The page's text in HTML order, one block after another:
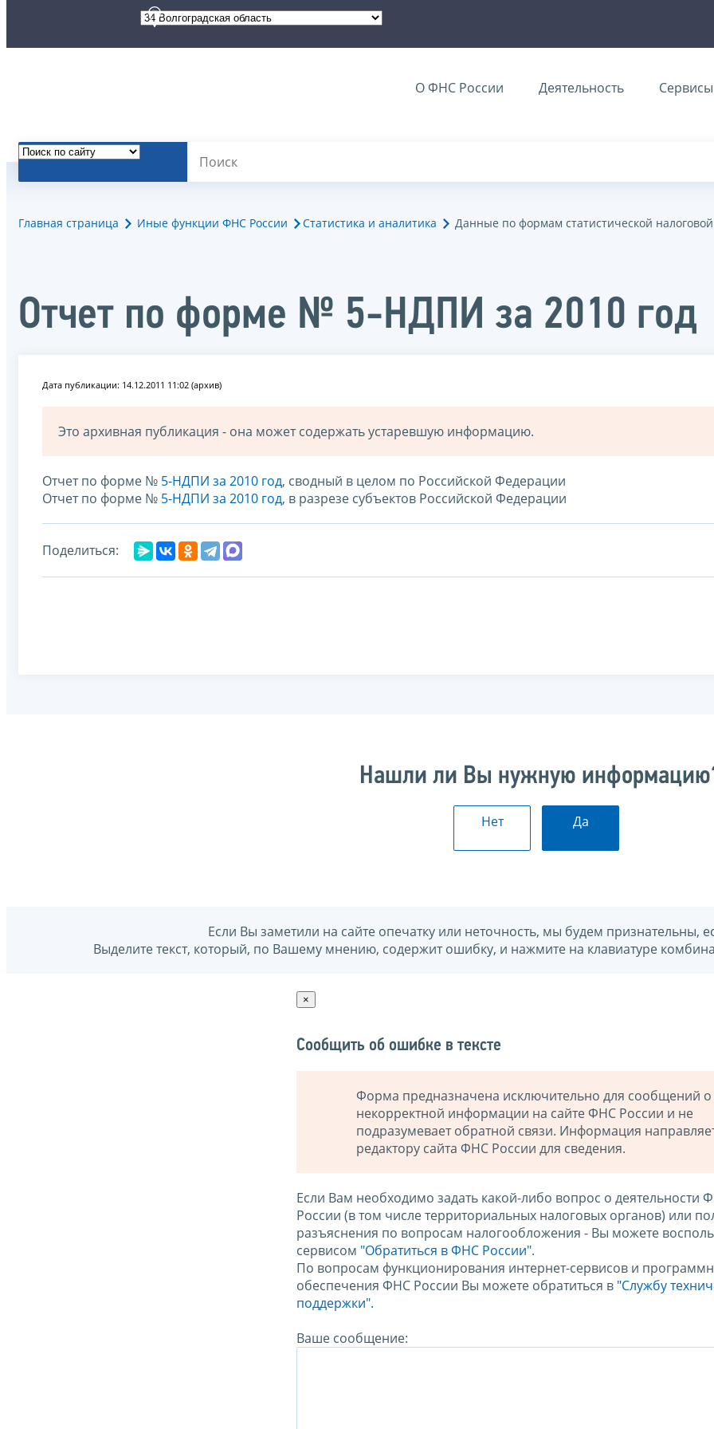
О ФНС России Деятельность Сервисы
Главная страница Иные функции ФНС России Статистика и аналитика Данные по формам статистической
Отчет по форме № 5-НДПИ за 2010 год
Дата публикации: 14.12.2011 11:02 (архив)
Это архивная публикация - она может содержать устаревшую информацию.
Отчет по форме № 5-НДПИ за 2010 год, сводный в целом по Российской Федерации
Отчет по форме № 5-НДПИ за 2010 год, в разрезе субъектов Российской Федерации
Поделиться:
Нашли ли Вы нужную
Нет Да
Если Вы заметили на сайте опечатку или неточность, мы будем признательны,
Выделите текст, который, по Вашему мнению, содержит ошибку, и нажмите на клавиатуре
×
Сообщить об ошибке в тексте
Форма предназначена исключительно для сообщений о
некорректной информации на сайте ФНС России и не
подразумевает обратной связи. Информация
редактору сайта ФНС России для сведения.
Если Вам необходимо задать какой-либо вопрос о деятельности
России (в том числе территориальных налоговых органов) или
разъяснения по вопросам налогообложения - Вы можете
сервисом "Обратиться в ФНС России".
По вопросам функционирования интернет-сервисов и
обеспечения ФНС России Вы можете обратиться в "Службу
поддержки".
Ваше сообщение: